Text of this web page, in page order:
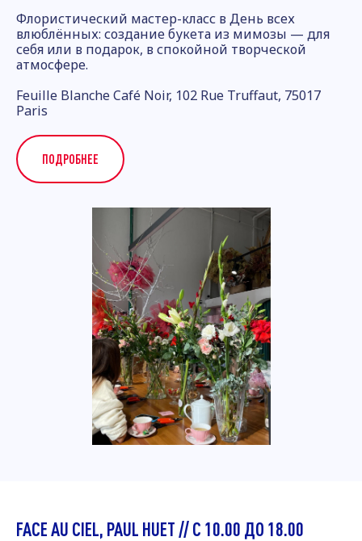
Флористический мастер-класс в День всех
влюблённых: создание букета из мимозы — для
себя или в подарок, в спокойной творческой
атмосфере.
Feuille Blanche Café Noir, 102 Rue Truffaut, 75017
Paris
ПОДРОБНЕЕ
FACE AU CIEL, PAUL HUET // С 10.00 ДО 18.00